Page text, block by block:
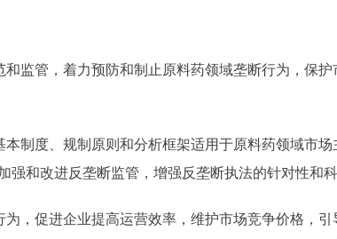
监管，着力预防和制止原料药领域垄断行为，保护
度、规制原则和分析框架适用于原料药领域市场
和改进反垄断监管，增强反垄断执法的针对性和
，促进企业提高运营效率，维护市场竞争价格，引